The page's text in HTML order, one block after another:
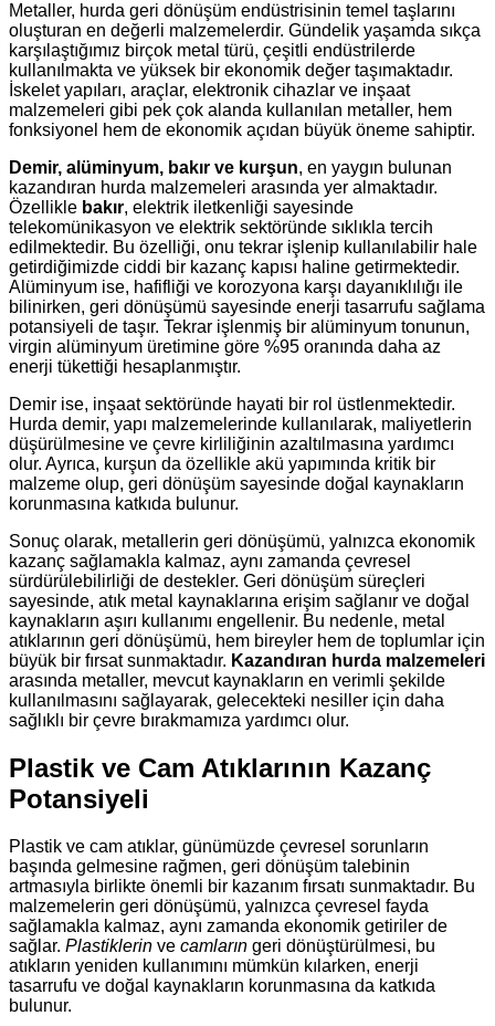
Metaller, hurda geri dönüşüm endüstrisinin temel taşlarını
oluşturan en değerli malzemelerdir. Gündelik yaşamda sıkça
karşılaştığımız birçok metal türü, çeşitli endüstrilerde
kullanılmakta ve yüksek bir ekonomik değer taşımaktadır.
İskelet yapıları, araçlar, elektronik cihazlar ve inşaat
malzemeleri gibi pek çok alanda kullanılan metaller, hem
fonksiyonel hem de ekonomik açıdan büyük öneme sahiptir.
Demir, alüminyum, bakır ve kurşun, en yaygın bulunan
kazandıran hurda malzemeleri arasında yer almaktadır.
Özellikle bakır, elektrik iletkenliği sayesinde
telekomünikasyon ve elektrik sektöründe sıklıkla tercih
edilmektedir. Bu özelliği, onu tekrar işlenip kullanılabilir hale
getirdiğimizde ciddi bir kazanç kapısı haline getirmektedir.
Alüminyum ise, hafifliği ve korozyona karşı dayanıklılığı ile
bilinirken, geri dönüşümü sayesinde enerji tasarrufu sağlama
potansiyeli de taşır. Tekrar işlenmiş bir alüminyum tonunun,
virgin alüminyum üretimine göre %95 oranında daha az
enerji tükettiği hesaplanmıştır.
Demir ise, inşaat sektöründe hayati bir rol üstlenmektedir.
Hurda demir, yapı malzemelerinde kullanılarak, maliyetlerin
düşürülmesine ve çevre kirliliğinin azaltılmasına yardımcı
olur. Ayrıca, kurşun da özellikle akü yapımında kritik bir
malzeme olup, geri dönüşüm sayesinde doğal kaynakların
korunmasına katkıda bulunur.
Sonuç olarak, metallerin geri dönüşümü, yalnızca ekonomik
kazanç sağlamakla kalmaz, aynı zamanda çevresel
sürdürülebilirliği de destekler. Geri dönüşüm süreçleri
sayesinde, atık metal kaynaklarına erişim sağlanır ve doğal
kaynakların aşırı kullanımı engellenir. Bu nedenle, metal
atıklarının geri dönüşümü, hem bireyler hem de toplumlar için
büyük bir fırsat sunmaktadır. Kazandıran hurda malzemeleri
arasında metaller, mevcut kaynakların en verimli şekilde
kullanılmasını sağlayarak, gelecekteki nesiller için daha
sağlıklı bir çevre bırakmamıza yardımcı olur.
Plastik ve Cam Atıklarının Kazanç
Potansiyeli
Plastik ve cam atıklar, günümüzde çevresel sorunların
başında gelmesine rağmen, geri dönüşüm talebinin
artmasıyla birlikte önemli bir kazanım fırsatı sunmaktadır. Bu
malzemelerin geri dönüşümü, yalnızca çevresel fayda
sağlamakla kalmaz, aynı zamanda ekonomik getiriler de
sağlar. Plastiklerin ve camların geri dönüştürülmesi, bu
atıkların yeniden kullanımını mümkün kılarken, enerji
tasarrufu ve doğal kaynakların korunmasına da katkıda
bulunur.